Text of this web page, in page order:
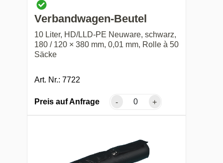
Verbandwagen-Beutel
10 Liter, HD/LLD-PE Neuware, schwarz,
180 / 120 × 380 mm, 0,01 mm, Rolle à 50
Säcke
Art. Nr.: 7722
Preis auf Anfrage - +